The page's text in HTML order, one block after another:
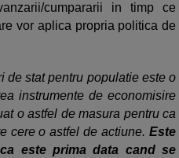
cumpararii in timp ce
vor aplica propria politica de
de stat pentru populatie este o
instrumente de economisire
o astfel de masura pentru ca
cere o astfel de actiune. Este
este prima data cand se